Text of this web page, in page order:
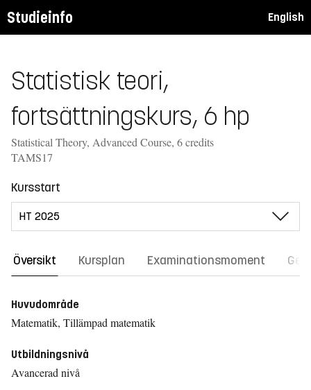
Studieinfo English
Statistisk teori,
fortsättningskurs, 6 hp
Statistical Theory, Advanced Course, 6 credits
TAMS17
Kursstart
Översikt Kursplan Examinationsmoment
Huvudområde
Matematik, Tillämpad matematik
Utbildningsnivå
Avancerad nivå